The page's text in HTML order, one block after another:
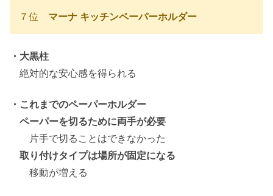
７位 マーナ キッチンペーパーホルダー
・大黒柱
絶対的な安心感を得られる
・これまでのペーパーホルダー
ペーパーを切るために両手が必要
片手で切ることはできなかった
取り付けタイプは場所が固定になる
移動が増える